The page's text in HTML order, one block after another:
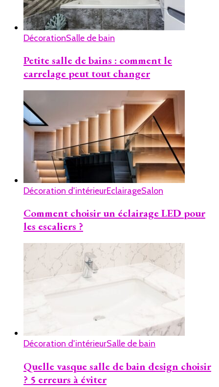
DécorationSalle de bain
Petite salle de bains : comment le
carrelage peut tout changer
Décoration d'intérieurEclairageSalon
Comment choisir un éclairage LED pour
les escaliers ?
Décoration d'intérieurSalle de bain
Quelle vasque salle de bain design choisir
? 5 erreurs à éviter